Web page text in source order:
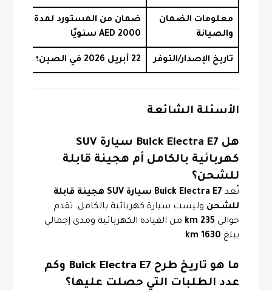
معلومات الضمان
والصيانة
2000 AED سنويًا
تاريخ الإصدار/التوفر 22 أبريل 2026 في الصين؛ استيراد موازٍ فقط للإمارات
الأسئلة الشائعة
هل Buick Electra E7 سيارة SUV
كهربائية بالكامل أم هجينة قابلة
للشحن؟
تُعد Buick Electra E7
سيارة SUV هجينة قابلة
للشحن وليست سيارة كهربائية بالكامل. تقدم
حوالي 235 km
من القيادة الكهربائية ومدى إجمالي
يبلغ 1630 km
.
ما هو تاريخ طرح Buick Electra E7 وكم
عدد الطلبات التي حصلت عليها؟